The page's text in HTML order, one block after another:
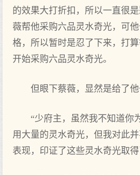
的效果大打折扣，所以一直很
薇帮他采购六品灵水奇光，可
格，所以暂时是忍了下来，打
开始采购六品灵水奇光。
但眼下蔡薇，显然是给了他
“少府主，虽然我不知道你
用大量的灵水奇光，但我对此
表现，印证了这些灵水奇光取